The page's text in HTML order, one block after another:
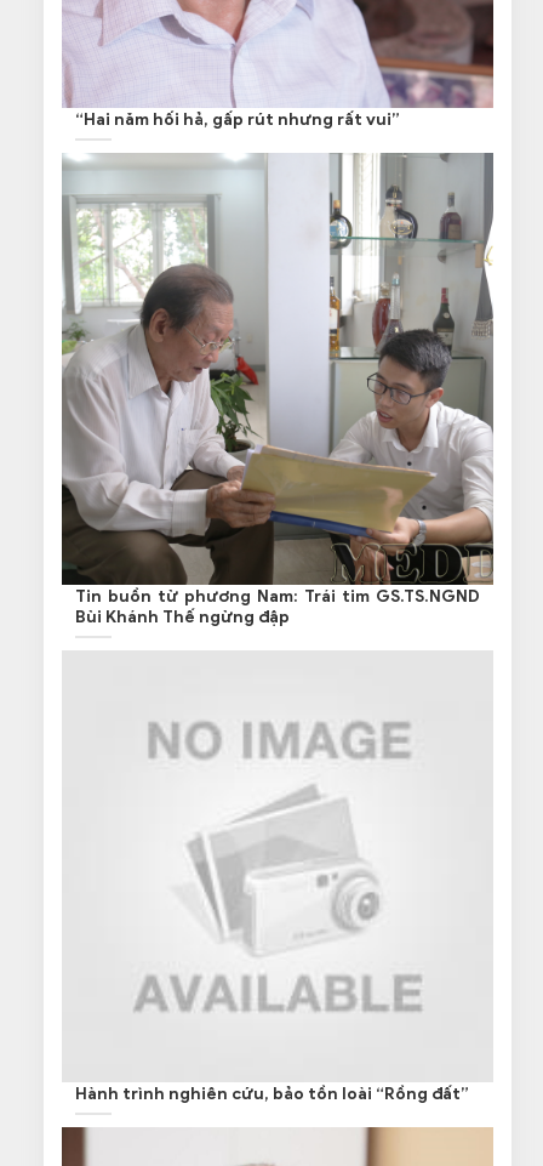
“Hai năm hối hả, gấp rút nhưng rất vui”
Tin buồn từ phương Nam: Trái tim GS.TS.NGND
Bùi Khánh Thế ngừng đập
Hành trình nghiên cứu, bảo tồn loài “Rồng đất”